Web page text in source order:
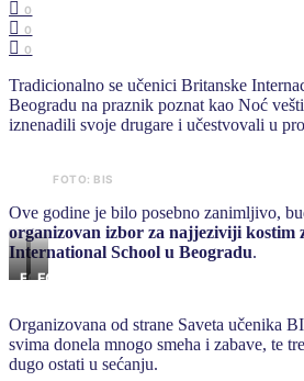
0
0
0
Tradicionalno se učenici Britanske
Beogradu na praznik poznat kao Noć
iznenadili svoje drugare i učestvovali u
FOTO: BIS
Ove godine je bilo posebno zanimljivo,
organizovan izbor za najjeziviji kostim
International School u Beogradu.
FOTO:FOTO:
Organizovana od strane Saveta učenika
svima donela mnogo smeha i zabave, te
dugo ostati u sećanju.